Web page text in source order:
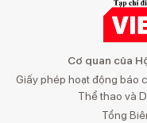
Cơ quan của
Giấy phép hoạt động báo
Thể thao và
Tổng